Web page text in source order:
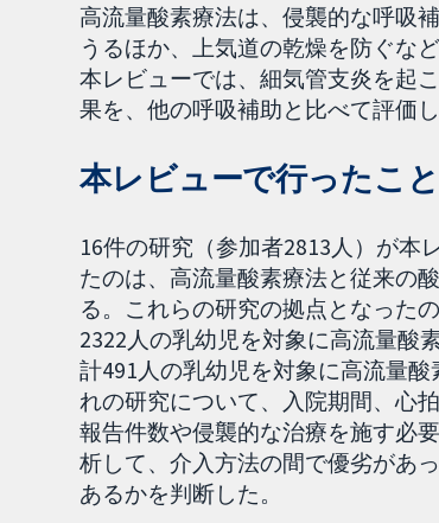
高流量酸素療法は、侵襲的な呼吸
うるほか、上気道の乾燥を防ぐな
本レビューでは、細気管支炎を起
果を、他の呼吸補助と比べて評価し
本レビューで行ったこと
16件の研究（参加者2813人）が本
たのは、高流量酸素療法と従来の
る。これらの研究の拠点となった
2322人の乳幼児を対象に高流量酸
計491人の乳幼児を対象に高流量
れの研究について、入院期間、心
報告件数や侵襲的な治療を施す必
析して、介入方法の間で優劣があ
あるかを判断した。